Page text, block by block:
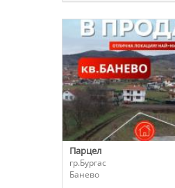
Парцел
гр.Бургас
Банево